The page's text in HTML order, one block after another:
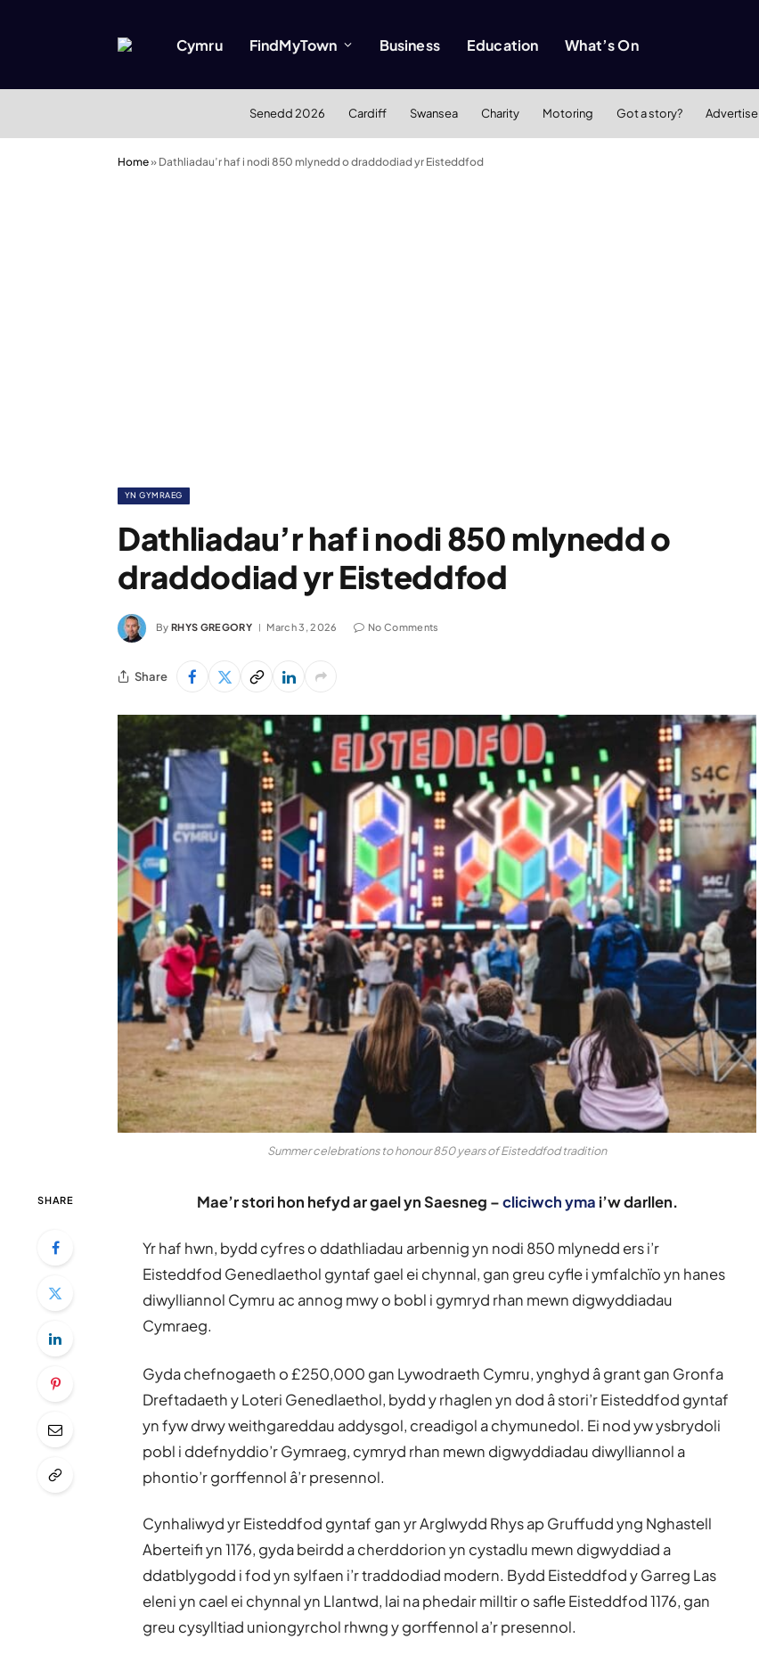
Cymru FindMyTown Business Education What’s On
Senedd 2026 Cardiff Swansea Charity Motoring Got a story? Advertise
Home» Dathliadau’r haf i nodi 850 mlynedd o draddodiad yr Eisteddfod
YN GYMRAEG
Dathliadau’r haf i nodi 850 mlynedd o
draddodiad yr Eisteddfod
By RHYS GREGORY March 3, 2026 No Comments
Share
Summer celebrations to honour 850 years of Eisteddfod tradition
SHARE Mae’r stori hon hefyd ar gael yn Saesneg –cliciwch yma i’w darllen.
Yr haf hwn, bydd cyfres o ddathliadau arbennig yn nodi 850 mlynedd ers i’r
Eisteddfod Genedlaethol gyntaf gael ei chynnal, gan greu cyfle i ymfalchïo yn hanes
diwylliannol Cymru ac annog mwy o bobl i gymryd rhan mewn digwyddiadau
Cymraeg.
Gyda chefnogaeth o £250,000 gan Lywodraeth Cymru, ynghyd â grant gan Gronfa
Dreftadaeth y Loteri Genedlaethol, bydd y rhaglen yn dod â stori’r Eisteddfod gyntaf
yn fyw drwy weithgareddau addysgol, creadigol a chymunedol. Ei nod yw ysbrydoli
pobl i ddefnyddio’r Gymraeg, cymryd rhan mewn digwyddiadau diwylliannol a
phontio’r gorffennol â’r presennol.
Cynhaliwyd yr Eisteddfod gyntaf gan yr Arglwydd Rhys ap Gruffudd yng Nghastell
Aberteifi yn 1176, gyda beirdd a cherddorion yn cystadlu mewn digwyddiad a
ddatblygodd i fod yn sylfaen i’r traddodiad modern. Bydd Eisteddfod y Garreg Las
eleni yn cael ei chynnal yn Llantwd, lai na phedair milltir o safle Eisteddfod 1176, gan
greu cysylltiad uniongyrchol rhwng y gorffennol a’r presennol.